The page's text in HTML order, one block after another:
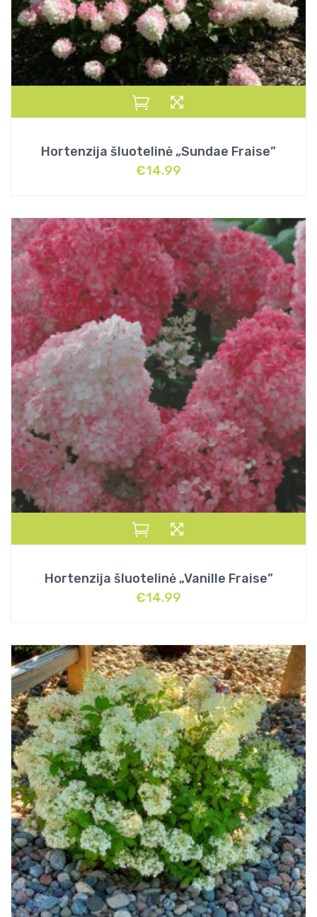
Hortenzija šluotelinė „Sundae Fraise”
€14.99
Hortenzija šluotelinė „Vanille Fraise”
€14.99